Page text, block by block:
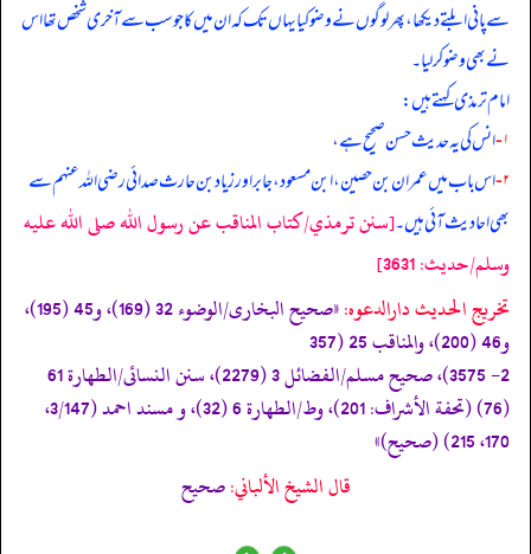
سے پانی ابلتے دیکھا، پھر لوگوں نے وضو کیا یہاں تک کہ ان میں کا جو سب سے آخری شخص تھا اس
نے بھی وضو کر لیا۔
امام ترمذی کہتے ہیں:
۱- انس کی یہ حدیث حسن صحیح ہے،
۲- اس باب میں عمران بن حصین، ابن مسعود، جابر اور زیاد بن حارث صدائی رضی الله عنہم سے
بھی احادیث آئی ہیں۔[سنن ترمذي/كتاب المناقب عن رسول الله صلى الله عليه
وسلم/حدیث: 3631]
تخریج الحدیث دارالدعوہ:
«صحیح البخاری/الوضوء 32 (169)، و45 (195)،
و46 (200)، والمناقب 25 (357
2- 3575)، صحیح مسلم/الفضائل 3 (2279)، سنن النسائی/الطھارة 61
(76) (تحفة الأشراف: 201)، وط/الطھارة 6 (32)، و مسند احمد (3/147،
170، 215) (صحیح)»
قال الشيخ الألباني:صحيح